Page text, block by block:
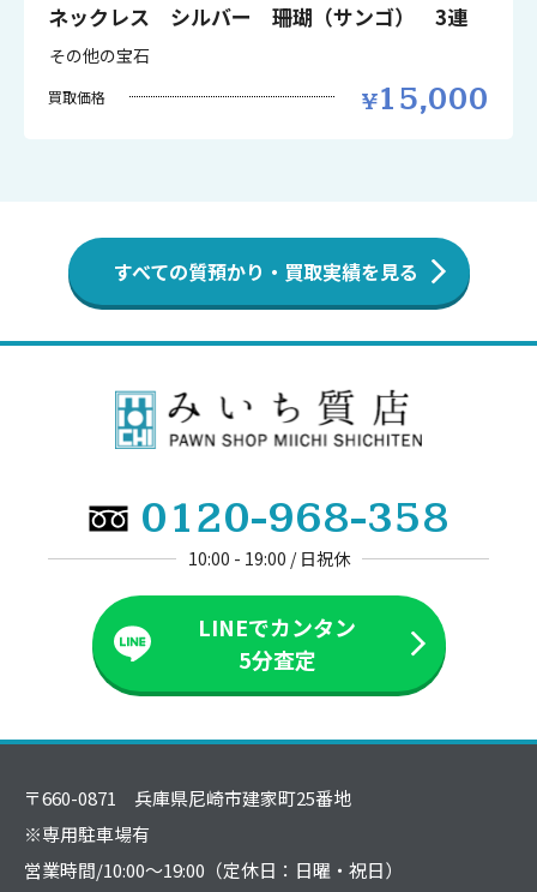
ネックレス シルバー 珊瑚（サンゴ） 3連
その他の宝石
買取価格 15,000
すべての質預かり・買取実績を見る
0120-968-358
10:00 - 19:00 / 日祝休
LINEでカンタン
5分査定
〒660-0871 兵庫県尼崎市建家町25番地
※専用駐車場有
営業時間/10:00～19:00（定休日：日曜・祝日）